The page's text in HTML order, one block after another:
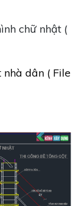
chữ nhật (
dân ( File